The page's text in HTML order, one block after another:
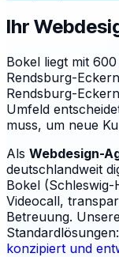
Ihr
Bokel liegt mit
Rendsburg-
Rendsburg-
Umfeld
muss, um neue
Als Webdesign-
deutschlandweit
Bokel
Videocall,
Betreuung.
konzipiert und